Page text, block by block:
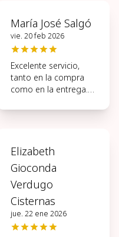
María José Salgó
vie. 20 feb 2026
Excelente servicio,
tanto en la compra
como en la entrega.
proceso.
Elizabeth
Gioconda
Verdugo
Cisternas
jue. 22 ene 2026